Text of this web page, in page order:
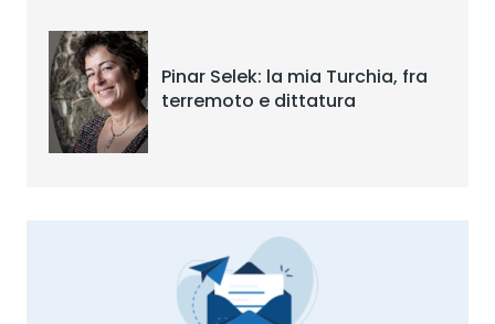
Pinar Selek: la mia Turchia, fra
terremoto e dittatura